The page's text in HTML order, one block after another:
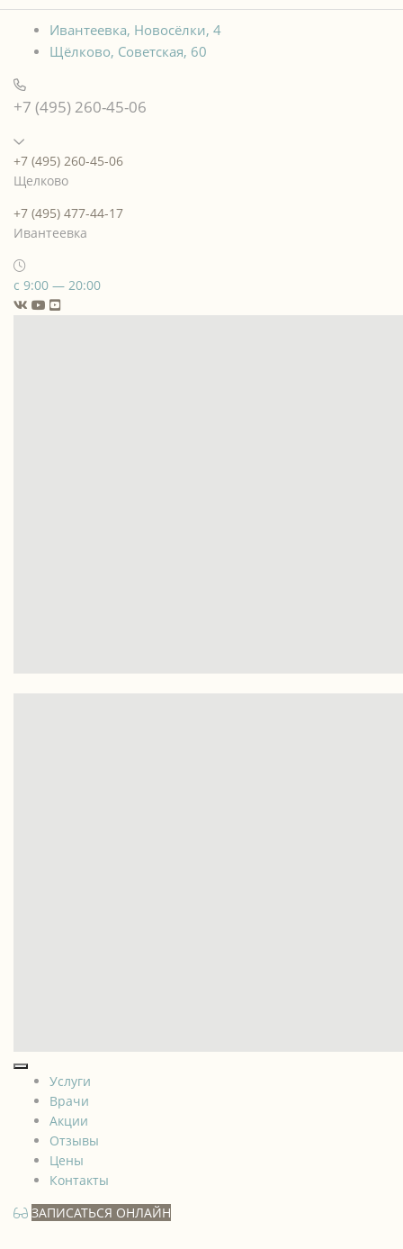
Ивантеевка, Новосёлки, 4
Щёлково, Советская, 60
+7 (495) 260-45-06
+7 (495) 260-45-06
Щелково
+7 (495) 477-44-17
Ивантеевка
с 9:00 — 20:00
Услуги
Врачи
Акции
Отзывы
Цены
Контакты
ЗАПИСАТЬСЯ ОНЛАЙН